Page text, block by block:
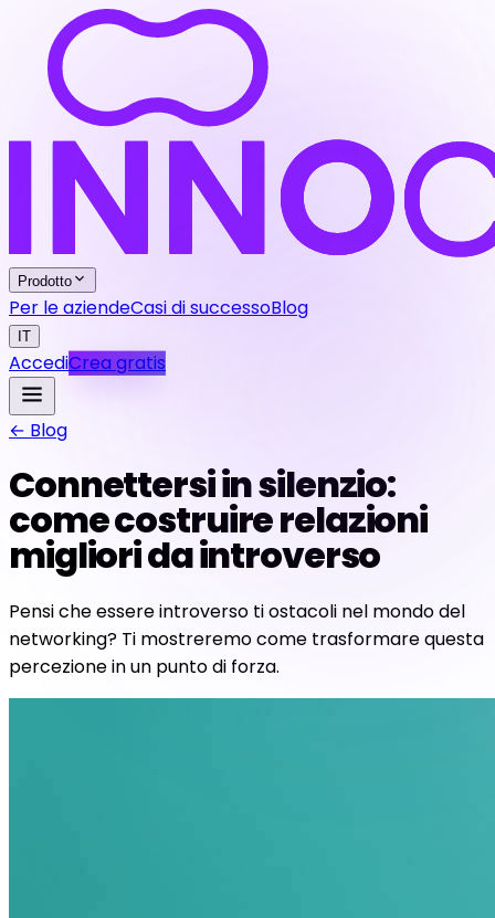
Prodotto
Per le aziendeCasi di successoBlog
IT
AccediCrea gratis
← Blog
Connettersi in silenzio:
come costruire relazioni
migliori da introverso
Pensi che essere introverso ti ostacoli nel mondo del
networking? Ti mostreremo come trasformare questa
percezione in un punto di forza.